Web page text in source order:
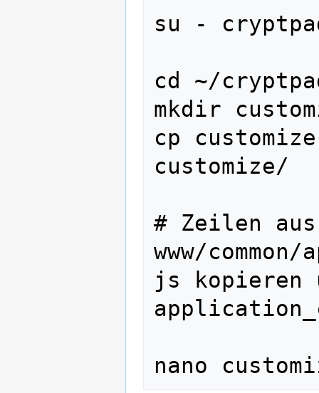
su -
cd ~/
mkdir
cp
customize/
# Zeilen
www/
js kopieren